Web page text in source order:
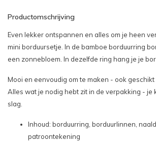
Productomschrijving
Even lekker ontspannen en alles om je heen
mini borduursetje. In de bamboe borduurring
een zonnebloem. In dezelfde ring hang je je
Mooi en eenvoudig om te maken - ook
Alles wat je nodig hebt zit in de verpakking - je
slag.
Inhoud: borduurring, borduurlinnen,
patroontekening